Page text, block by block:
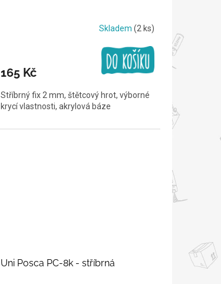
Skladem (2 ks)
165 Kč
Stříbrný fix 2 mm, štětcový hrot, výborné
krycí vlastnosti, akrylová báze
Uni Posca PC-8k - stříbrná